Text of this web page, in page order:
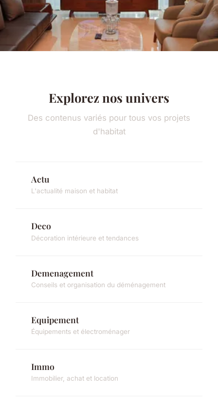
Explorez nos univers
Des contenus variés pour tous vos projets
d'habitat
Actu
L'actualité maison et habitat
Deco
Décoration intérieure et tendances
Demenagement
Conseils et organisation du déménagement
Equipement
Équipements et électroménager
Immo
Immobilier, achat et location